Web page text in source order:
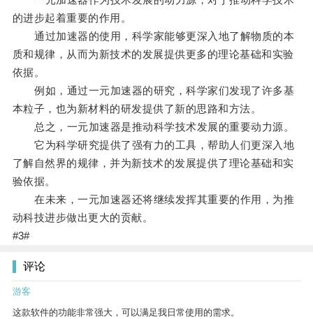
的进步起着重要的作用。
通过加速器的使用，科学家能够更深入地了解物质的本
质和规律，从而为新技术的发展提供更多的理论基础和实验
依据。
例如，通过一元加速器的研究，科学家们发现了许多基
本粒子，也为新材料的研发提供了新的思路和方法。
总之，一元加速器是推动科学技术发展的重要动力源。
它为科学研究提供了强有力的工具，帮助人们更深入地
了解自然界的规律，并为新技术的发展提供了理论基础和实
验依据。
在未来，一元加速器还将继续发挥其重要的作用，为推
动科技进步做出更大的贡献。
#3#
评论
游客
这款软件的功能非常强大，可以满足我日常使用的需求。